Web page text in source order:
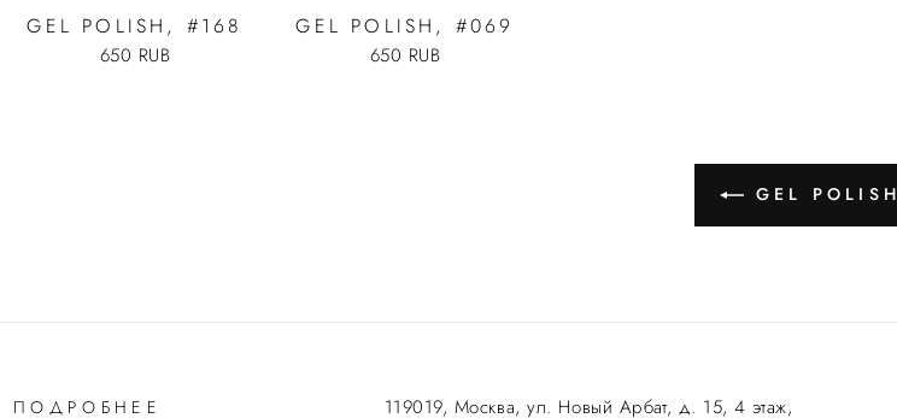
GEL POLISH, #168
650 RUB
GEL POLISH, #069
650 RUB
GEL POLISH
ПОДРОБНЕЕ 119019, Москва, ул. Новый Арбат, д. 15, 4 этаж,